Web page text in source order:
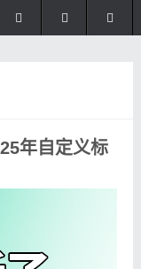
年自定义标